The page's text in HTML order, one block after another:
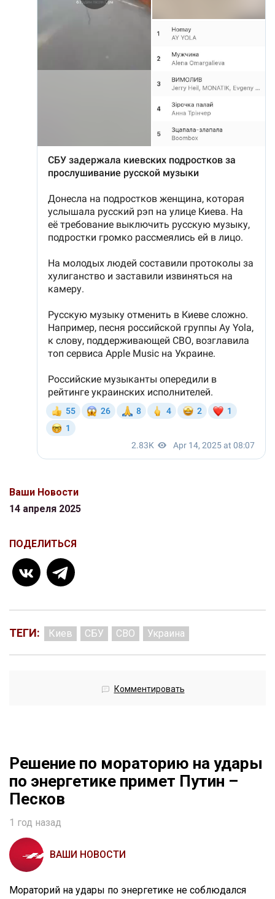
Ваши Новости
14 апреля 2025
ПОДЕЛИТЬСЯ
ТЕГИ: Киев СБУ СВО Украина
Комментировать
Решение по мораторию на удары
по энергетике примет Путин –
Песков
1 год назад
ВАШИ НОВОСТИ
Мораторий на удары по энергетике не соблюдался